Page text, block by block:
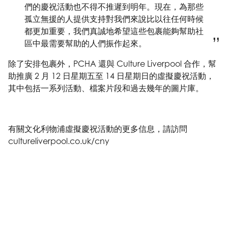
們的慶祝活動也不得不推遲到明年。現在，為那些
孤立無援的人提供支持對我們來說比以往任何時候
都更加重要，我們真誠地希望這些包裹能夠幫助社
區中最需要幫助的人們振作起來。
除了安排包裹外，PCHA 還與 Culture Liverpool 合作，幫
助推廣 2 月 12 日星期五至 14 日星期日的虛擬慶祝活動，
其中包括一系列活動、檔案片段和過去幾年的圖片庫。
有關文化利物浦虛擬慶祝活動的更多信息，請訪問
cultureliverpool.co.uk/cny